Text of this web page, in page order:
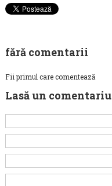
fără comentarii
Fii primul care comentează
Lasă un comentariu